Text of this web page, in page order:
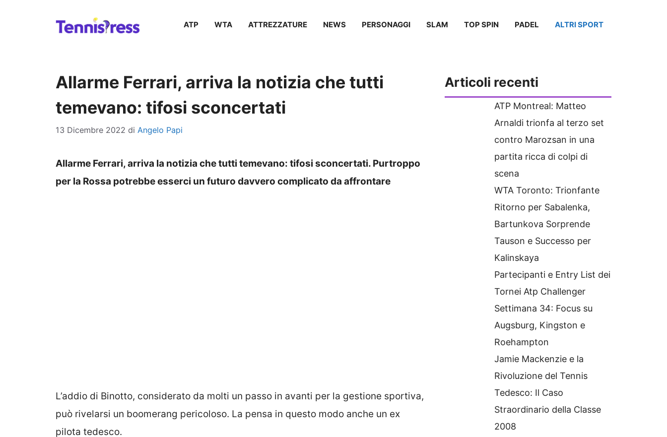
ATP WTA ATTREZZATURE NEWS PERSONAGGI SLAM TOP SPIN PADEL ALTRI SPORT
Allarme Ferrari, arriva la notizia che tutti
temevano: tifosi sconcertati
13 Dicembre 2022 di Angelo Papi
Allarme Ferrari, arriva la notizia che tutti temevano: tifosi sconcertati. Purtroppo
per la Rossa potrebbe esserci un futuro davvero complicato da affrontare
L’addio di Binotto, considerato da molti un passo in avanti per la gestione sportiva,
può rivelarsi un boomerang pericoloso. La pensa in questo modo anche un ex
pilota tedesco.
Articoli recenti
ATP Montreal: Matteo
Arnaldi trionfa al terzo set
contro Marozsan in una
partita ricca di colpi di
scena
WTA Toronto: Trionfante
Ritorno per Sabalenka,
Bartunkova Sorprende
Tauson e Successo per
Kalinskaya
Partecipanti e Entry List dei
Tornei Atp Challenger
Settimana 34: Focus su
Augsburg, Kingston e
Roehampton
Jamie Mackenzie e la
Rivoluzione del Tennis
Tedesco: Il Caso
Straordinario della Classe
2008